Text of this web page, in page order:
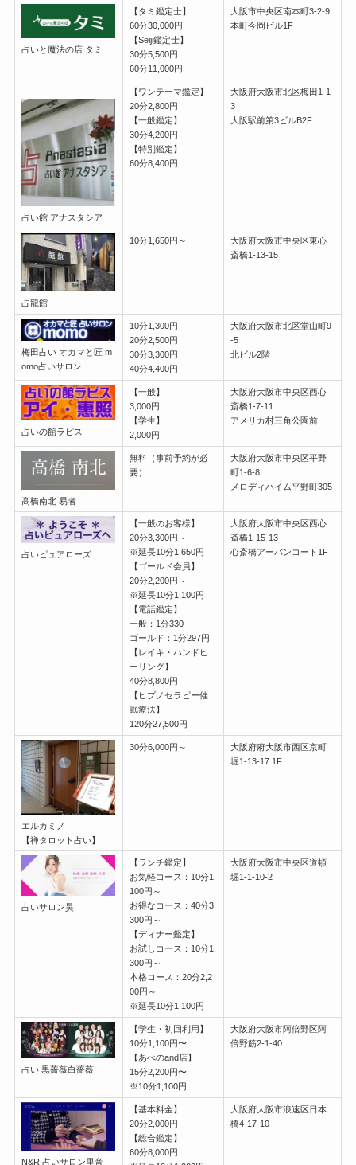
占いと魔法の店 タミ
【タミ鑑定士】
60分30,000円
【Seiji鑑定士】
30分5,500円
60分11,000円
大阪市中央区南本町3-2-9
本町今岡ビル1F
占い館 アナスタシア
【ワンテーマ鑑定】
20分2,800円
【一般鑑定】
30分4,200円
【特別鑑定】
60分8,400円
大阪府大阪市北区梅田1-1-
3
大阪駅前第3ビルB2F
占龍館
10分1,650円～
大阪府大阪市中央区東心
斎橋1-13-15
梅田占い オカマと匠 m
omo占いサロン
10分1,300円
20分2,500円
30分3,300円
40分4,400円
大阪府大阪市北区堂山町9
-5
北ビル2階
占いの館ラピス
【一般】
3,000円
【学生】
2,000円
大阪府大阪市中央区西心
斎橋1-7-11
アメリカ村三角公園前
高橋南北 易者
無料（事前予約が必
要）
大阪府大阪市中央区平野
町1-6-8
メロディハイム平野町305
占いピュアローズ
【一般のお客様】
20分3,300円～
※延長10分1,650円
【ゴールド会員】
20分2,200円～
※延長10分1,100円
【電話鑑定】
一般：1分330
ゴールド：1分297円
【レイキ・ハンドヒ
ーリング】
40分8,800円
【ヒプノセラピー催
眠療法】
120分27,500円
大阪府大阪市中央区西心
斎橋1-15-13
心斎橋アーバンコート1F
エルカミノ
【禅タロット占い】
30分6,000円～
大阪府府大阪市西区京町
堀1-13-17 1F
占いサロン昊
【ランチ鑑定】
お気軽コース：10分1,
100円～
お得なコース：40分3,
300円～
【ディナー鑑定】
お試しコース：10分1,
300円～
本格コース：20分2,2
00円～
※延長10分1,100円
大阪府大阪市中央区道頓
堀1-1-10-2
占い 黒薔薇白薔薇
【学生・初回利用】
10分1,100円〜
【あべのand店】
15分2,200円〜
※10分1,100円
大阪府大阪市阿倍野区阿
倍野筋2-1-40
N&R 占いサロン里音
【基本料金】
20分2,000円
【総合鑑定】
60分8,000円
大阪府大阪市浪速区日本
橋4-17-10